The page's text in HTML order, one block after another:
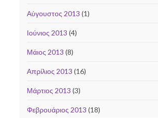
Αύγουστος 2013 (1)
Ιούνιος 2013 (4)
Μάιος 2013 (8)
Απρίλιος 2013 (16)
Μάρτιος 2013 (3)
Φεβρουάριος 2013 (18)